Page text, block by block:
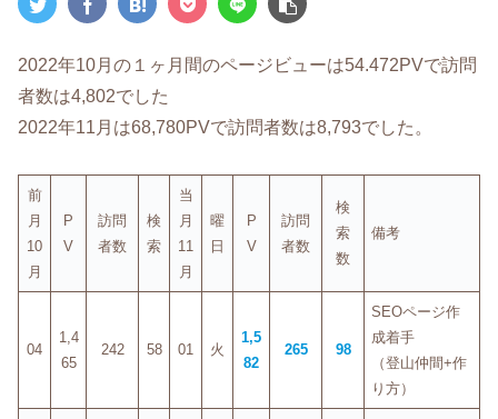
2022年10月の１ヶ月間のページビューは54.472PVで訪問
者数は4,802でした
2022年11月は68,780PVで訪問者数は8,793でした。
前
月
10
月
P
V
訪問
者数
検
索
当
月
11
月
曜
日
P
V
訪問
者数
検
索
数
備考
04
1,4
65
242 58 01 火
1,5
82
265 98
SEOページ作
成着手
（登山仲間+作
り方）